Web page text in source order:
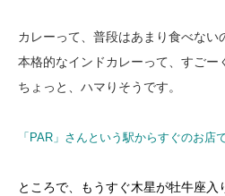
カレーって、普段はあまり食べない
本格的なインドカレーって、すごー
ちょっと、ハマりそうです。
「PAR」さんという駅からすぐのお店で
ところで、もうすぐ木星が牡牛座入